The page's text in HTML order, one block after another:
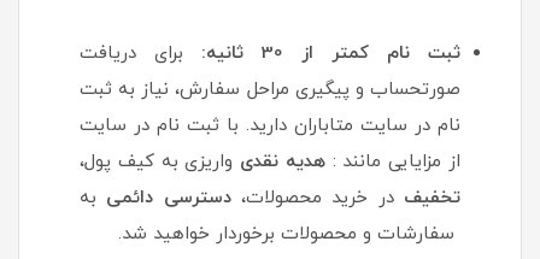
ثبت نام کمتر از 30 ثانیه:
برای دریافت
صورتحساب و پیگیری مراحل سفارش، نیاز به ثبت
نام در سایت متاباران دارید. با ثبت نام در سایت
از مزایایی مانند :هدیه نقدی واریزی به کیف پول،
تخفیف در خرید محصولات،دسترسی دائمی به
سفارشات و محصولات برخوردار خواهید شد.